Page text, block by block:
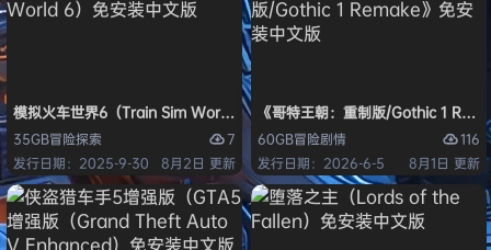
模拟火车世界6（Train Sim World 6）免安装中文版
35GB冒险探索
7
发行日期：2025-9-30
8月2日 更新
《哥特王朝：重制版/Gothic 1
60GB冒险剧情
116
发行日期：2026-6-5
8月1日 更新